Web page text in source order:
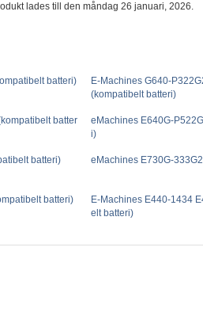
lades till den måndag 26 januari, 2026.
batteri)
E-Machines G640-
(kompatibelt batteri)
batter
eMachines E640G-
i)
batteri) eMachines E730G-
batteri)
E-Machines E440-1434
elt batteri)